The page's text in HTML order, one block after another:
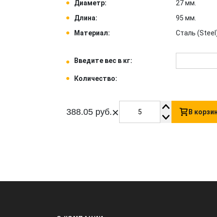
Диаметр:
27 мм.
Длина:
95 мм.
Материал:
Сталь (Steel)
Введите вес в кг:
Количество:
388.05 руб.× В